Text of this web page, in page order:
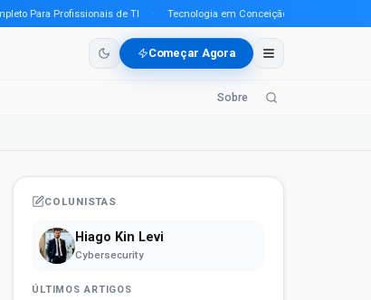
Para Profissionais de TI · Tecnologia em Conceição do Araguaia (PA)
Começar Agora
Sobre
COLUNISTAS
Hiago Kin Levi
Cybersecurity
ÚLTIMOS ARTIGOS